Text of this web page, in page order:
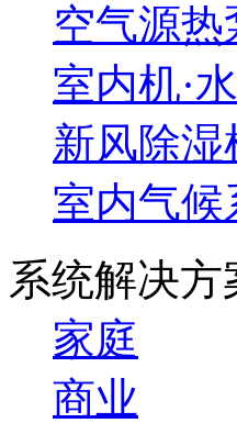
空气源热
室内机·
新风除湿
室内气候
系统解决方
家庭
商业